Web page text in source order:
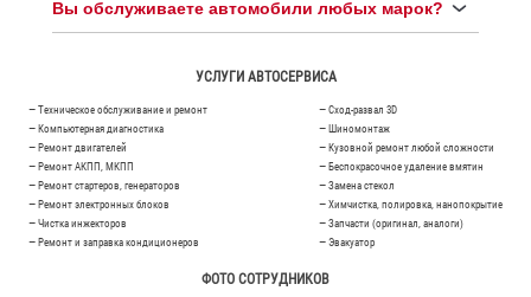
Вы обслуживаете автомобили любых марок?
УСЛУГИ АВТОСЕРВИСА
— Техническое обслуживание и ремонт
— Компьютерная диагностика
— Ремонт двигателей
— Ремонт АКПП, МКПП
— Ремонт стартеров, генераторов
— Ремонт электронных блоков
— Чистка инжекторов
— Ремонт и заправка кондиционеров
— Сход-развал 3D
— Шиномонтаж
— Кузовной ремонт любой сложности
— Беспокрасочное удаление вмятин
— Замена стекол
— Химчистка, полировка, нанопокрытие
— Запчасти (оригинал, аналоги)
— Эвакуатор
ФОТО СОТРУДНИКОВ